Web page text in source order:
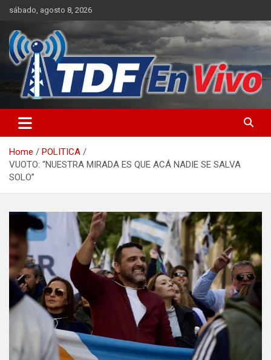
Skip
content
sábado, agosto 8, 2026
Home
POLITICA
VUOTO: “NUESTRA MIRADA ES QUE ACÁ NADIE SE SALVA
SOLO”